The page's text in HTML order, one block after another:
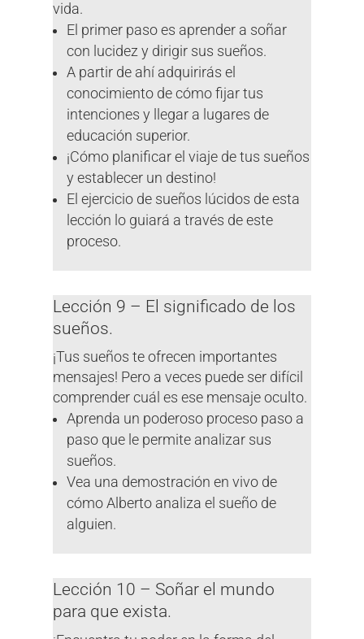
vida.
El primer paso es aprender a soñar
con lucidez y dirigir sus sueños.
A partir de ahí adquirirás el
conocimiento de cómo fijar tus
intenciones y llegar a lugares de
educación superior.
¡Cómo planificar el viaje de tus sueños
y establecer un destino!
El ejercicio de sueños lúcidos de esta
lección lo guiará a través de este
proceso.
Lección 9 – El significado de los
sueños.
¡Tus sueños te ofrecen importantes
mensajes! Pero a veces puede ser difícil
comprender cuál es ese mensaje oculto.
Aprenda un poderoso proceso paso a
paso que le permite analizar sus
sueños.
Vea una demostración en vivo de
cómo Alberto analiza el sueño de
alguien.
Lección 10 – Soñar el mundo
para que exista.